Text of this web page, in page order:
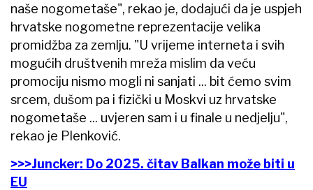
naše nogometaše", rekao je, dodajući da je uspjeh
hrvatske nogometne reprezentacije velika
promidžba za zemlju. "U vrijeme interneta i svih
mogućih društvenih mreža mislim da veću
promociju nismo mogli ni sanjati ... bit ćemo svim
srcem, dušom pa i fizički u Moskvi uz hrvatske
nogometaše ... uvjeren sam i u finale u nedjelju",
rekao je Plenković.
>>>Juncker: Do 2025. čitav Balkan može biti u
EU